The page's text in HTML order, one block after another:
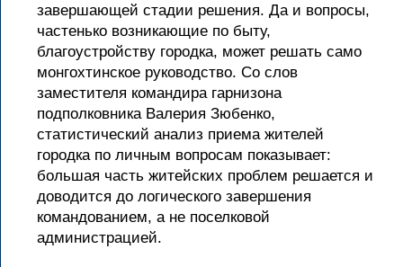
завершающей стадии решения. Да и вопросы,
частенько возникающие по быту,
благоустройству городка, может решать само
монгохтинское руководство. Со слов
заместителя командира гарнизона
подполковника Валерия Зюбенко,
статистический анализ приема жителей
городка по личным вопросам показывает:
большая часть житейских проблем решается и
доводится до логического завершения
командованием, а не поселковой
администрацией.